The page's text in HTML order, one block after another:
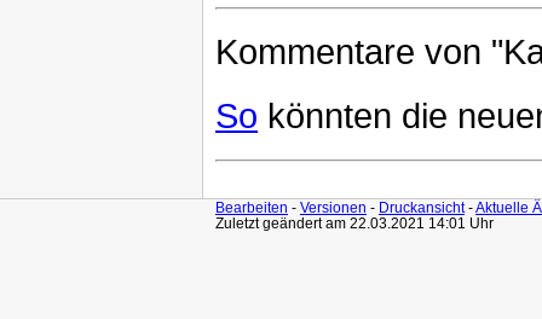
Kommentare von
So könnten die
Bearbeiten - Versionen - Druckansicht-Aktuelle
Zuletzt geändert am 22.03.2021 14:01 Uhr